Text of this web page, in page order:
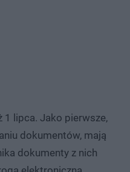
1 lipca. Jako pierwsze,
dokumentów, mają
dokumenty z nich